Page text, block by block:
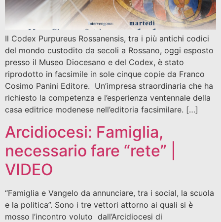
Il Codex Purpureus Rossanensis, tra i più antichi codici
del mondo custodito da secoli a Rossano, oggi esposto
presso il Museo Diocesano e del Codex, è stato
riprodotto in facsimile in sole cinque copie da Franco
Cosimo Panini Editore. Un’impresa straordinaria che ha
richiesto la competenza e l’esperienza ventennale della
casa editrice modenese nell’editoria facsimilare. […]
Arcidiocesi: Famiglia,
necessario fare “rete” |
VIDEO
“Famiglia e Vangelo da annunciare, tra i social, la scuola
e la politica”. Sono i tre vettori attorno ai quali si è
mosso l’incontro voluto dall’Arcidiocesi di